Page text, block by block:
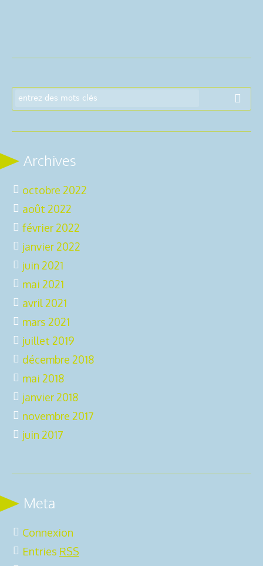
Archives
octobre 2022
août 2022
février 2022
janvier 2022
juin 2021
mai 2021
avril 2021
mars 2021
juillet 2019
décembre 2018
mai 2018
janvier 2018
novembre 2017
juin 2017
Meta
Connexion
Entries RSS